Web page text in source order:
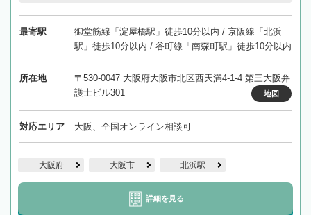
最寄駅
御堂筋線「淀屋橋駅」徒歩10分以内 / 京阪線「北浜
駅」徒歩10分以内 / 谷町線「南森町駅」徒歩10分以内
所在地
〒530-0047 大阪府大阪市北区西天満4-1-4 第三大阪弁
護士ビル301
地図
対応エリア 大阪、全国オンライン相談可
大阪府 大阪市 北浜駅
詳細を見る